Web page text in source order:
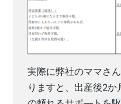
実際に弊社のママさ
りますと、出産後2か